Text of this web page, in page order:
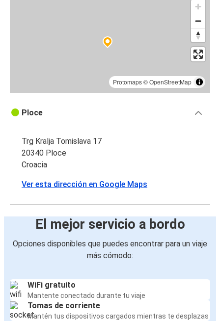
Protomaps©OpenStreetMap
Ploce
Trg Kralja Tomislava 17
20340 Ploce
Croacia
Ver esta dirección en Google Maps
El mejor servicio a bordo
Opciones disponibles que puedes encontrar para un viaje
más cómodo:
WiFi gratuito
Mantente conectado durante tu viaje
Tomas de corriente
Mantén tus dispositivos cargados mientras te desplazas